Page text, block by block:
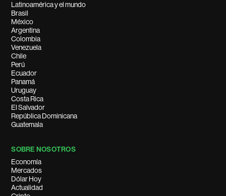
Latinoamérica y el mundo
Brasil
México
Argentina
Colombia
Venezuela
Chile
Perú
Ecuador
Panamá
Uruguay
Costa Rica
El Salvador
República Dominicana
Guatemala
SOBRE NOSOTROS
Economía
Mercados
Dólar Hoy
Actualidad